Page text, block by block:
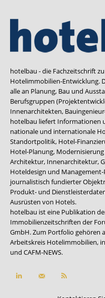
hotelbau - die Fachzeitschrift
Hotelimmobilien-Entwicklung.
alle an Planung, Bau und
Berufsgruppen
Innenarchitekten,
hotelbau liefert Informationen
nationale und internationale
Standortpolitik, Hotel-
Hotel-Planung,
Architektur, Innenarchitektur,
Hoteldesign und
journalistisch fundierter
Produkt- und
Ausrüsten von Hotels.
hotelbau ist eine Publikation
Immobilienzeitschriften der
GmbH. Zum Portfolio gehören
Arbeitskreis Hotelimmobilien,
und CAFM-NEWS.